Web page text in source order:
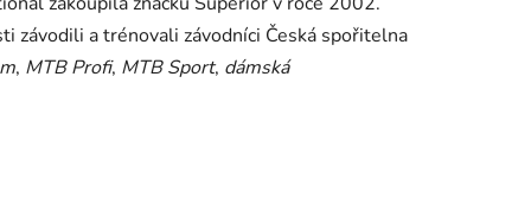
závodili a trénovali závodníci Česká spořitelna
, MTB Profi, MTB Sport, dámská